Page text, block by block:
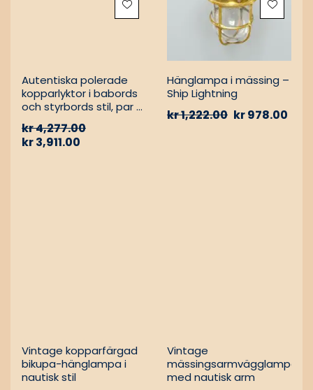
Autentiska polerade
kopparlyktor i babords
och styrbords stil, par –
oljelampor
kr4,277.00
kr3,911.00
Hänglampa i mässing –
Ship Lightning
kr1,222.00 kr978.00
Vintage kopparfärgad
bikupa-hänglampa i
nautisk stil
Vintage
mässingsarmvägglampa
med nautisk arm